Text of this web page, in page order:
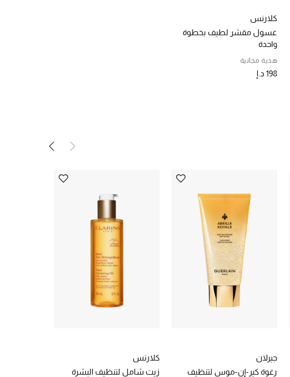
كلارنس
غسول مقشر لطيف بخطوة
واحدة
هدية مجانية
198 د.إ
جيرلان
رغوة كير-إن-موس لتنظيف
كلارنس
زيت شامل لتنظيف البشرة